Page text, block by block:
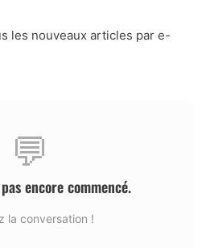
les nouveaux articles par e-
💬
encore commencé.
la conversation !